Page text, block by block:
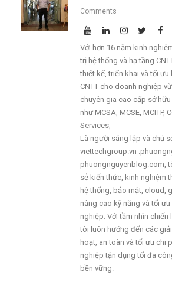
Comments
Với hơn 16 năm kinh
trị hệ thống và hạ tầng
thiết kế, triển khai và tối
CNTT cho doanh nghiệp
chuyên gia cao cấp sở
như MCSA, MCSE, MCITP,
Services,
Là người sáng lập và chủ
viettechgroup.vn
phuongnguyenblog.com,
sẻ kiến thức, kinh nghiệm
hệ thống, bảo mật, cloud,
nâng cao kỹ năng và tối
nghiệp. Với tầm nhìn chiến
tôi luôn hướng đến các
hoạt, an toàn và tối ưu chi
nghiệp tận dụng tối đa
bền vững.